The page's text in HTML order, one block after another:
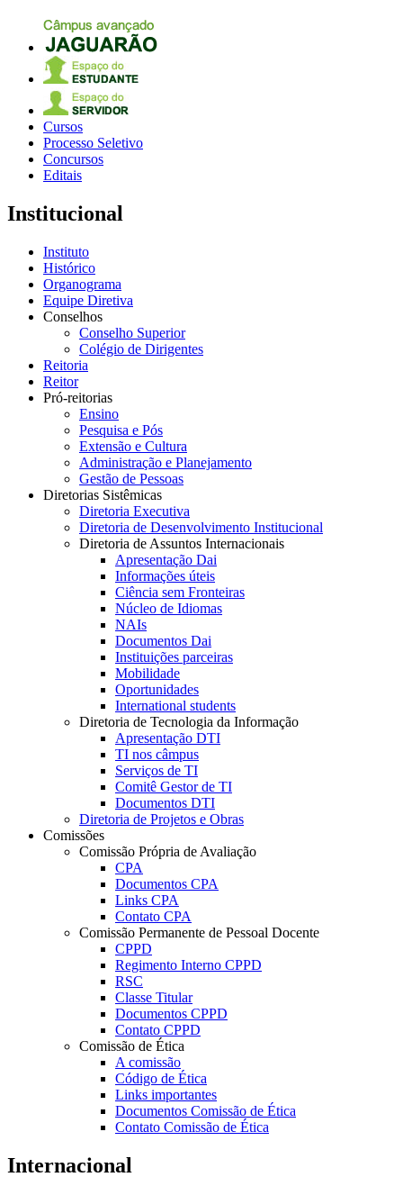
Cursos
Processo Seletivo
Concursos
Editais
Institucional
Instituto
Histórico
Organograma
Equipe Diretiva
Conselhos
Conselho Superior
Colégio de Dirigentes
Reitoria
Reitor
Pró-reitorias
Ensino
Pesquisa e Pós
Extensão e Cultura
Administração e Planejamento
Gestão de Pessoas
Diretorias Sistêmicas
Diretoria Executiva
Diretoria de Desenvolvimento Institucional
Diretoria de Assuntos Internacionais
Apresentação Dai
Informações úteis
Ciência sem Fronteiras
Núcleo de Idiomas
NAIs
Documentos Dai
Instituições parceiras
Mobilidade
Oportunidades
International students
Diretoria de Tecnologia da Informação
Apresentação DTI
TI nos câmpus
Serviços de TI
Comitê Gestor de TI
Documentos DTI
Diretoria de Projetos e Obras
Comissões
Comissão Própria de Avaliação
CPA
Documentos CPA
Links CPA
Contato CPA
Comissão Permanente de Pessoal Docente
CPPD
Regimento Interno CPPD
RSC
Classe Titular
Documentos CPPD
Contato CPPD
Comissão de Ética
A comissão
Código de Ética
Links importantes
Documentos Comissão de Ética
Contato Comissão de Ética
Internacional